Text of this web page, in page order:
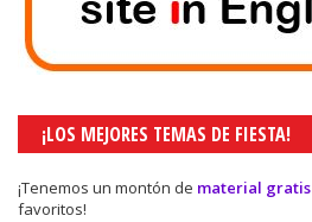
¡LOS MEJORES TEMAS DE FIESTA!
¡Tenemos un montón de material gratis
favoritos!